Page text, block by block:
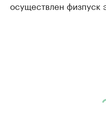
осуществлен физпуск